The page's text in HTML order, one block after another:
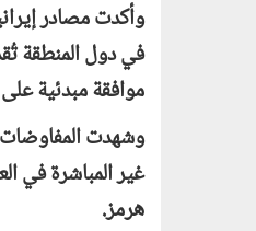
وأكدت مصادر
في دول المنطقة
موافقة مبدئية
وشهدت المفاوضات
غير المباشرة في
هرمز.